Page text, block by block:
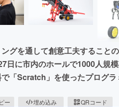
グを通して創意工夫すること
日に市内のホールで1000人規
「Scratch」を使ったプログラ
ー 埋め込み QRコード